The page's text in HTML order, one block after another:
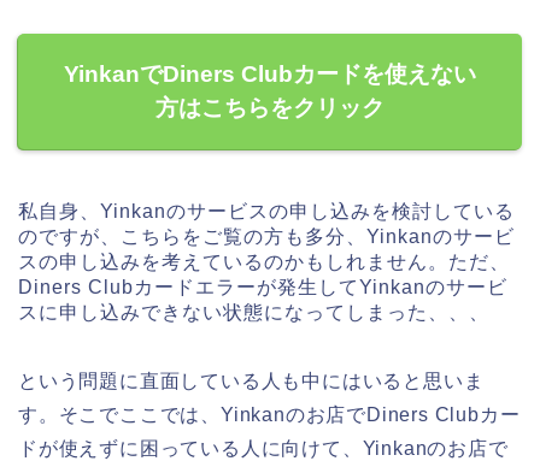
YinkanでDiners Clubカードを使えない
方はこちらをクリック
私自身、Yinkanのサービスの申し込みを検討している
のですが、こちらをご覧の方も多分、Yinkanのサービ
スの申し込みを考えているのかもしれません。ただ、
Diners Clubカードエラーが発生してYinkanのサービ
スに申し込みできない状態になってしまった、、、
という問題に直面している人も中にはいると思いま
す。そこでここでは、Yinkanのお店でDiners Clubカー
ドが使えずに困っている人に向けて、Yinkanのお店で